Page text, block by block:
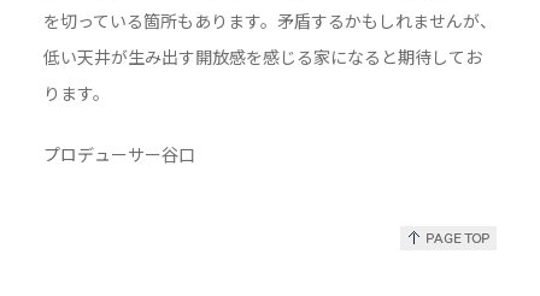
を切っている箇所もあります。矛盾するかもしれませんが、
低い天井が生み出す開放感を感じる家になると期待してお
ります。
プロデューサー谷口